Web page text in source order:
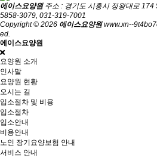
에이스요양원 주소 : 경기도 시흥시 정왕대로 174
5858-3079, 031-319-7001
Copyright © 2026 에이스요양원 www.xn--
ed.
에이스요양원
요양원 소개
인사말
요양원 현황
오시는 길
입소절차 및 비용
입소절차
입소안내
비용안내
노인 장기요양보험 안내
서비스 안내